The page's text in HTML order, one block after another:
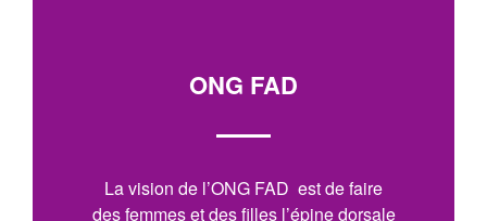
ONG FAD
La vision de l’ONG FAD est de faire
des femmes et des filles l’épine dorsale